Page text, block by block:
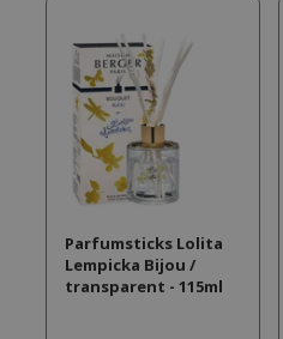
Parfumsticks Lolita
Lempicka Bijou /
transparent - 115ml